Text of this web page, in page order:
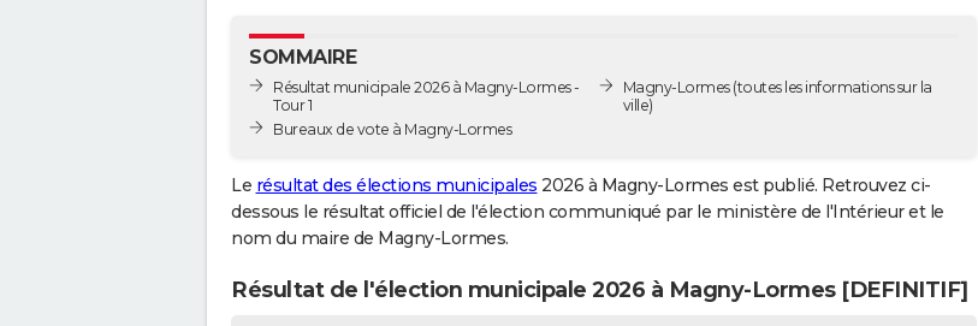
SOMMAIRE
Résultat municipale 2026 à Magny-Lormes -
Tour 1
Bureaux de vote à Magny-Lormes
Magny-Lormes(toutes les informations sur la
ville)
Le résultat des élections municipales 2026 à Magny-Lormes est publié. Retrouvez ci-
dessous le résultat officiel de l'élection communiqué par le ministère de l'Intérieur et le
nom du maire de Magny-Lormes.
Résultat de l'élection municipale 2026 à Magny-Lormes [DEFINITIF]